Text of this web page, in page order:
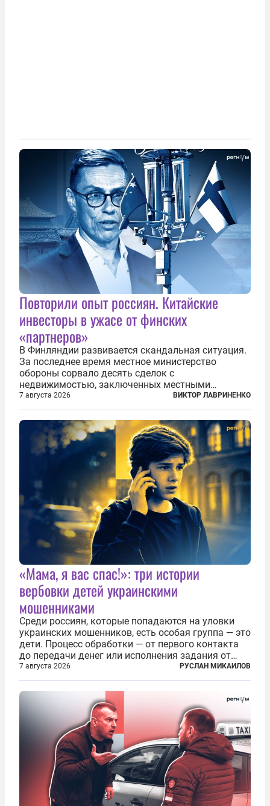
Повторили опыт россиян. Китайские
инвесторы в ужасе от финских
«партнеров»
В Финляндии развивается скандальная ситуация.
За последнее время местное министерство
обороны сорвало десять сделок с
недвижимостью, заключенных местными
фирмами с китайским капиталом. Чиновники
заявили, что они могли заключаться с целью
создания в Финляндии шпионской сети, чтобы
следить за...
7 августа 2026 ВИКТОР ЛАВРИНЕНКО
«Мама, я вас спас!»: три истории
вербовки детей украинскими
мошенниками
Среди россиян, которые попадаются на уловки
украинских мошенников, есть особая группа — это
дети. Процесс обработки — от первого контакта
до передачи денег или исполнения задания от
кураторов может занять от двух часов до
нескольких месяцев. Детей превращают в
послушных исполнителей, которые...
7 августа 2026 РУСЛАН МИКАИЛОВ